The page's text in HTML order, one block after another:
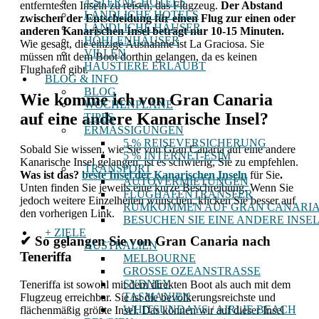
LÄNDLICHE HOTELS
LÄNDLICHE HÄUSER
HÖHLENHÄUSER
VILLEN
HAUSTIERE ERLAUBT
BLOG & INFO
BLOG
WOCHENPLÄNE
TIPPS
ERMÄSSIGUNGEN
5 % REISEVERSICHERUNG
5 % INTERNET-ESIM
TRANSPORT
AUTOVERMIETUNGEN
FLUGHAFENTRANSFER
RUMKOMMEN AUF GRAN
BESUCHEN SIE EINE ANDERE INSEL
+ ZIELE
AUSTRALIEN
MELBOURNE
GROSSE OZEANSTRASSE
SYDNEY
TASMANIEN
WHITSUNDAYS / AIRLIE BEACH
entferntesten Inseln zu reisen, das Flugzeug. Der Abstand
zwischen der Entscheidung für einen Flug zur einen oder
anderen Kanarischen Insel beträgt nur 10-15 Minuten.
Wie gesagt, die einzige Ausnahme ist La Graciosa. Sie
müssen mit dem Boot dorthin gelangen, da es keinen
Flughafen gibt.
Wie komme ich von Gran Canaria
auf eine andere Kanarische Insel?
Sobald Sie wissen, wie Sie von Gran Canaria auf eine andere
Kanarische Insel gelangen, ist es schwierig, Sie zu empfehlen.
Was ist das? beste Insel der Kanarischen Inselnfür Sie.
Unten finden Sie jeweils eine kurze Beschreibung. Wenn Sie
jedoch weitere Einzelheiten wünschen, klicken Sie besser auf
den vorherigen Link.
✔ So gelangen Sie von Gran Canaria nach
Teneriffa
Teneriffa ist sowohl mit dem direkten Boot als auch mit dem
Flugzeug erreichbar. Sie ist die bevölkerungsreichste und
flächenmäßig größte Insel. Das können wir auf dieser Insel